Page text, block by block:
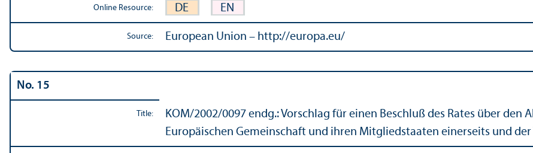
Online Resource: DE EN
Source: European Union – http://europa.eu/
No. 15
Title: KOM/2002/0097 endg.: Vorschlag für einen Beschluß des Rates über den
Europäischen Gemeinschaft und ihren Mitgliedstaaten einerseits und